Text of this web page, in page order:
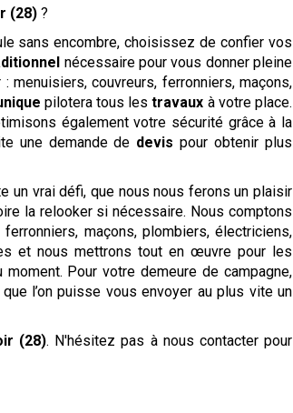
(28) ?
sans encombre, choisissez de confier vos
nécessaire pour vous donner pleine
couvreurs, ferronniers, maçons,
pilotera tous lestravaux à votre place.
également votre sécurité grâce à la
une demande de devis pour obtenir plus
un vrai défi, que nous nous ferons un plaisir
la relooker si nécessaire. Nous comptons
maçons, plombiers, électriciens,
et nous mettrons tout en œuvre pour les
Pour votre demeure de campagne,
l’on puisse vous envoyer au plus vite un
(28). N'hésitez pas à nous contacter pour